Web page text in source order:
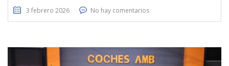
3 febrero 2026 No hay comentarios